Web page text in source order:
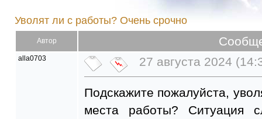
Уволят ли с работы? Очень срочно
Автор
alla0703 27 августа 2024
Подскажите пожалуйста,
места работы? Ситуация